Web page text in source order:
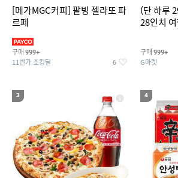
[메가MGC커피] 팥빙 젤라또 파
르페
구매 999+
11번가 쇼킹딜 6
(단 하루
28인치
(20%쿠폰)
구매 999+
G마켓
3 4